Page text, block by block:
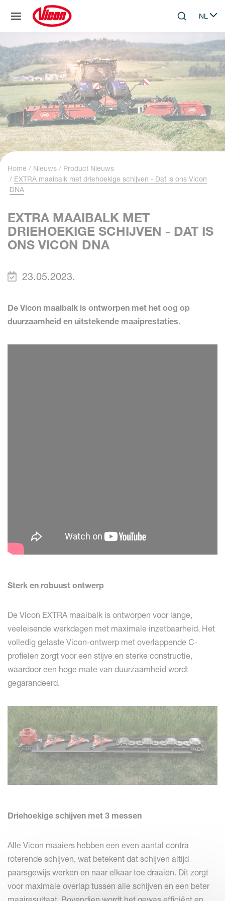
Skip to main contentSearchNL
Select
Home Nieuws
Product Nieuws
EXTRA maaibalk met driehoekige schijven - Dat is ons Vicon
DNA
EXTRA MAAIBALK MET
DRIEHOEKIGE SCHIJVEN - DAT IS
ONS VICON DNA
23.05.2023.
De Vicon maaibalk is ontworpen met het oog op
duurzaamheid en uitstekende maaiprestaties.
Sterk en robuust ontwerp
De Vicon EXTRA maaibalk is ontworpen voor lange,
veeleisende werkdagen met maximale inzetbaarheid. Het
volledig gelaste Vicon-ontwerp met overlappende C-
profielen zorgt voor een stijve en sterke constructie,
waardoor een hoge mate van duurzaamheid wordt
gegarandeerd.
Driehoekige schijven met 3 messen
Alle Vicon maaiers hebben een even aantal contra
roterende schijven, wat betekent dat schijven altijd
paarsgewijs werken en naar elkaar toe draaien. Dit zorgt
voor maximale overlap tussen alle schijven en een beter
Cookies beheer paneel